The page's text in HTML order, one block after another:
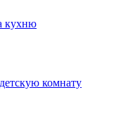
кухню
комнату